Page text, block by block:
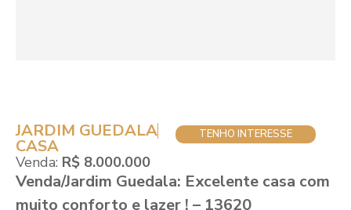
JARDIM GUEDALA
CASA
Venda: R$ 8.000.000
TENHO INTERESSE
Venda/Jardim Guedala: Excelente casa com
muito conforto e lazer ! – 13620